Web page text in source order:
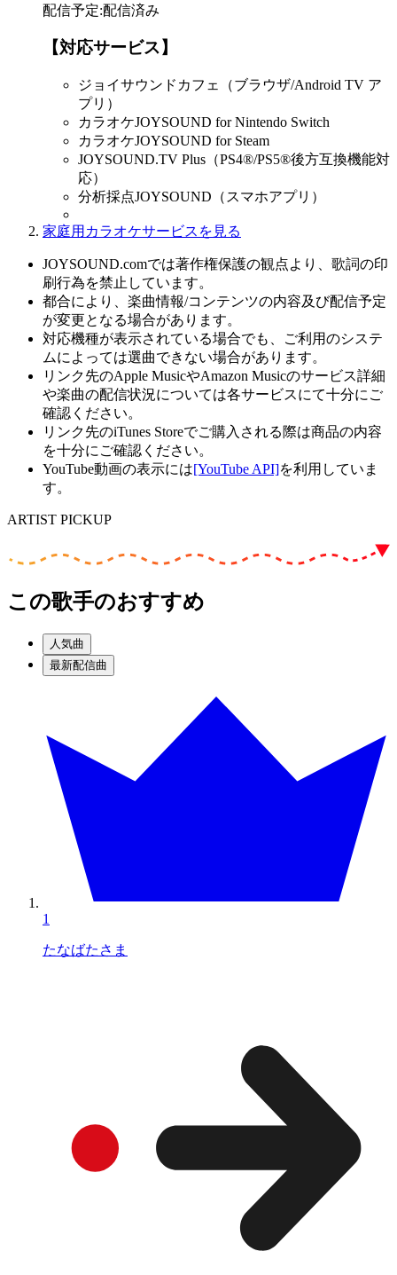
配信予定:配信済み
【対応サービス】
ジョイサウンドカフェ（ブラウザ/Android TV ア
プリ）
カラオケJOYSOUND for Nintendo Switch
カラオケJOYSOUND for Steam
JOYSOUND.TV Plus（PS4®/PS5®後方互換機能対
応）
分析採点JOYSOUND（スマホアプリ）
家庭用カラオケサービスを見る
JOYSOUND.comでは著作権保護の観点より、歌詞の印
刷行為を禁止しています。
都合により、楽曲情報/コンテンツの内容及び配信予定
が変更となる場合があります。
対応機種が表示されている場合でも、ご利用のシステ
ムによっては選曲できない場合があります。
リンク先のApple MusicやAmazon Musicのサービス詳細
や楽曲の配信状況については各サービスにて十分にご
確認ください。
リンク先のiTunes Storeでご購入される際は商品の内容
を十分にご確認ください。
YouTube動画の表示には[YouTube API]を利用していま
す。
ARTIST PICKUP
この歌手のおすすめ
人気曲
最新配信曲
1
たなばたさま